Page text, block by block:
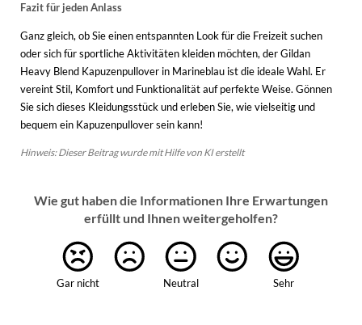
Fazit für jeden Anlass
Ganz gleich, ob Sie einen entspannten Look für die Freizeit suchen
oder sich für sportliche Aktivitäten kleiden möchten, der Gildan
Heavy Blend Kapuzenpullover in Marineblau ist die ideale Wahl. Er
vereint Stil, Komfort und Funktionalität auf perfekte Weise. Gönnen
Sie sich dieses Kleidungsstück und erleben Sie, wie vielseitig und
bequem ein Kapuzenpullover sein kann!
Hinweis: Dieser Beitrag wurde mit Hilfe von KI erstellt
Wie gut haben die Informationen Ihre Erwartungen
erfüllt und Ihnen weitergeholfen?
Gar nicht Neutral Sehr